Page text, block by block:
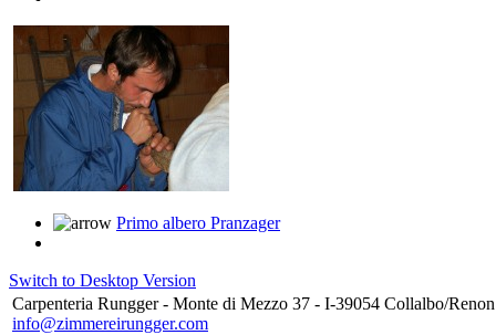
Primo albero Pranzager
Switch to Desktop Version
Carpenteria Rungger - Monte di Mezzo 37 - I-39054 Collalbo/
info@zimmereirungger.com